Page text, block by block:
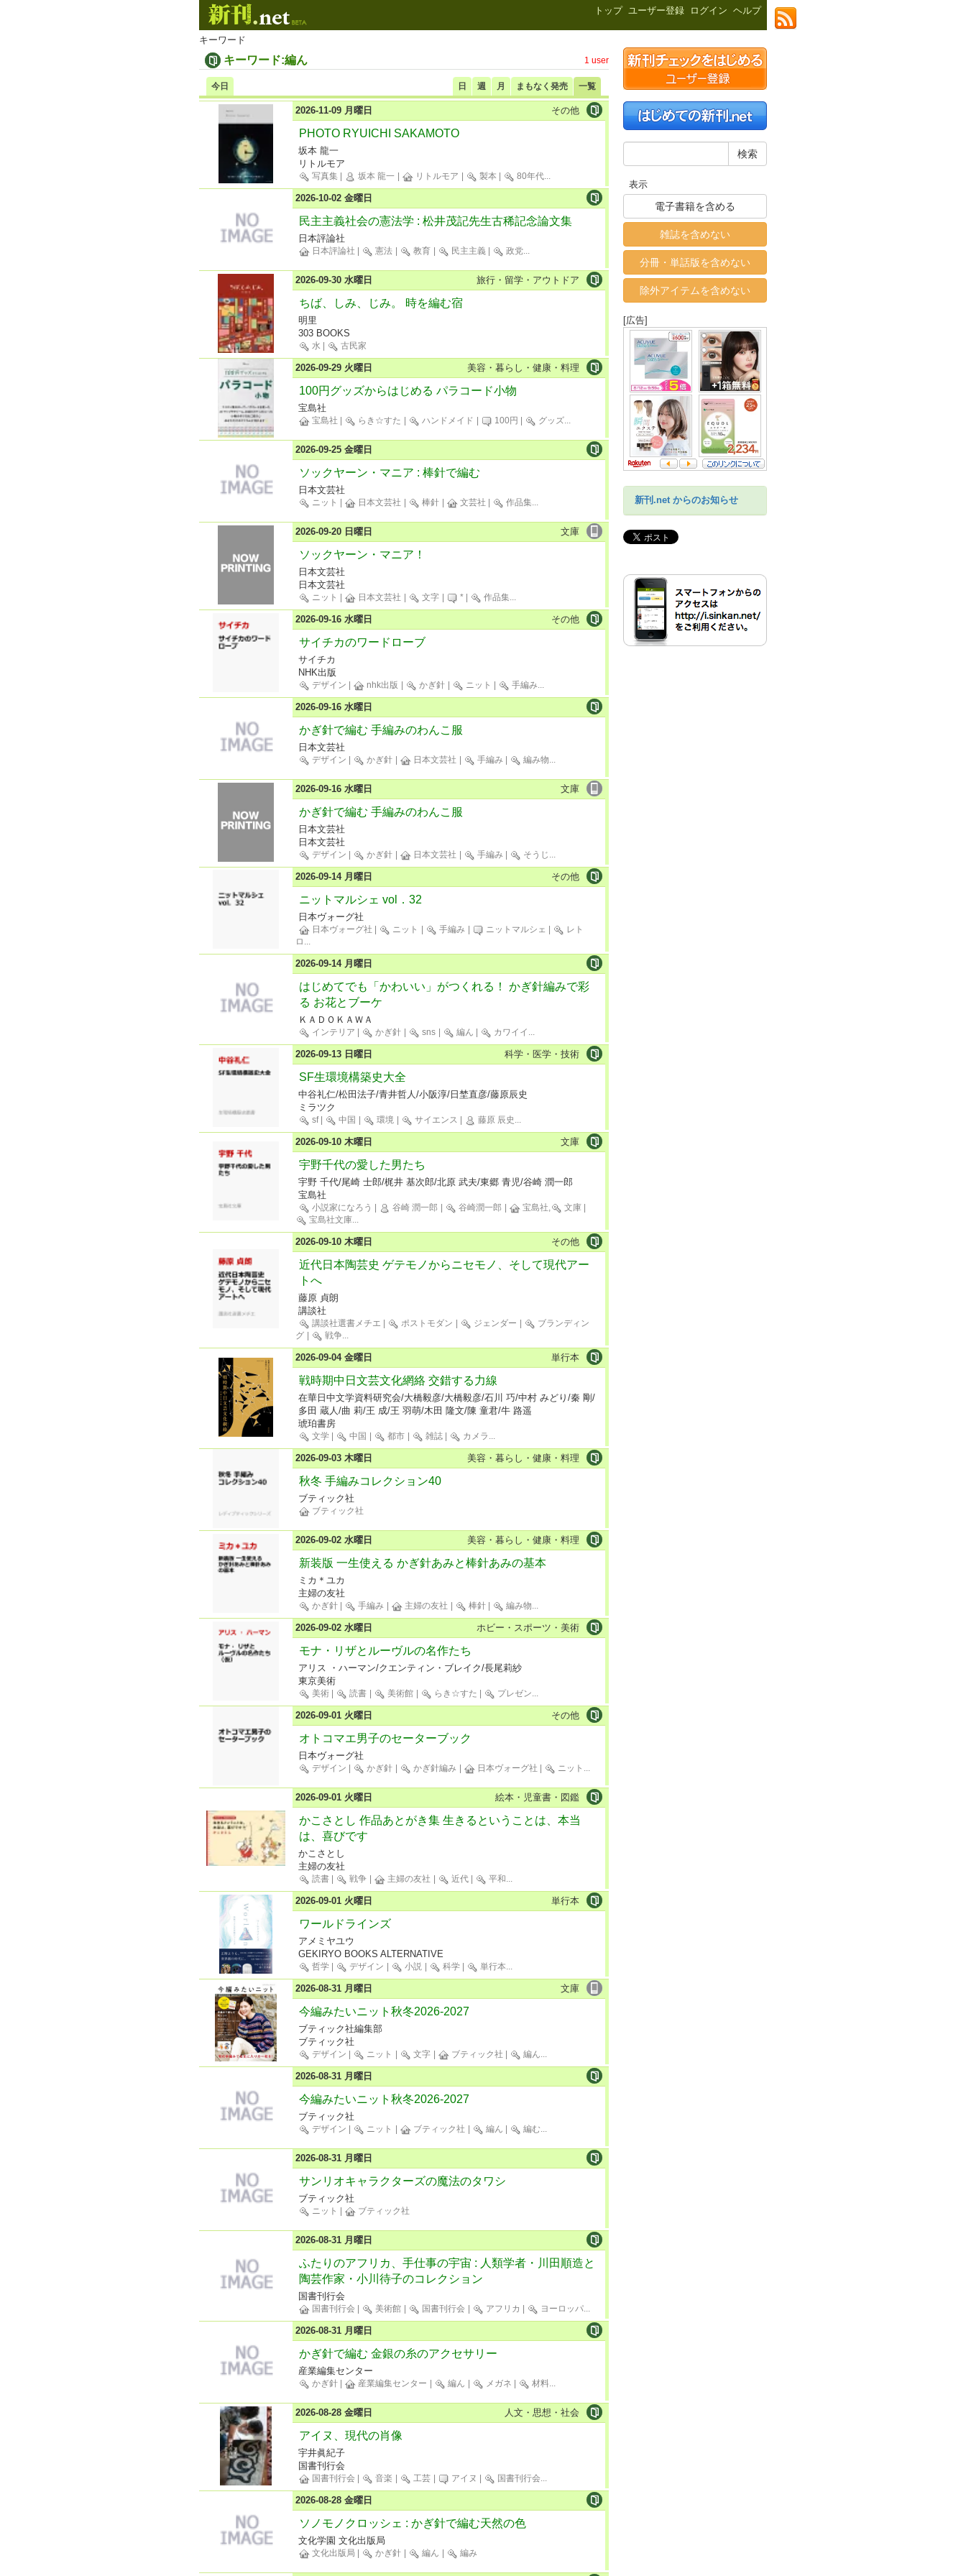
トップ ユーザー登録 ログイン ヘルプ
キーワード
キーワード:編ん 1 user
日 週 月 まもなく発売 一覧
今日
その他
2026-11-09 月曜日
PHOTO RYUICHI SAKAMOTO
坂本 龍一
リトルモア
写真集 坂本 龍一 リトルモア 製本 80年代...
2026-10-02 金曜日
民主主義社会の憲法学 : 松井茂記先生古稀記念論文集
日本評論社
日本評論社 憲法 教育 民主主義 政党...
旅行・留学・アウトドア
2026-09-30 水曜日
ちば、しみ、じみ。 時を編む宿
明里
303 BOOKS
水 古民家
美容・暮らし・健康・料理
2026-09-29 火曜日
100円グッズからはじめる パラコード小物
宝島社
宝島社 らき☆すた ハンドメイド 100円 グッズ...
2026-09-25 金曜日
ソックヤーン・マニア : 棒針で編む
日本文芸社
ニット 日本文芸社 棒針 文芸社 作品集...
文庫
2026-09-20 日曜日
ソックヤーン・マニア！
日本文芸社
日本文芸社
ニット 日本文芸社 文字 * 作品集...
その他
2026-09-16 水曜日
サイチカのワードローブ
サイチカ
NHK出版
デザイン nhk出版 かぎ針 ニット 手編み...
2026-09-16 水曜日
かぎ針で編む 手編みのわんこ服
日本文芸社
デザイン かぎ針 日本文芸社 手編み 編み物...
文庫
2026-09-16 水曜日
かぎ針で編む 手編みのわんこ服
日本文芸社
日本文芸社
デザイン かぎ針 日本文芸社 手編み そうじ ...
その他
2026-09-14 月曜日
ニットマルシェ vol．32
日本ヴォーグ社
日本ヴォーグ社 ニット 手編み ニットマルシェ
レト
ロ ...
2026-09-14 月曜日
はじめてでも「かわいい」がつくれる！ かぎ針編みで彩
る お花とブーケ
ＫＡＤＯＫＡＷＡ
インテリア かぎ針 sns 編ん カワイイ ...
科学・医学・技術
2026-09-13 日曜日
SF生環境構築史大全
中谷礼仁/松田法子/青井哲人/小阪淳/日埜直彦/藤原辰史
ミラツク
sf 中国 環境 サイエンス 藤原 辰史 ...
文庫
2026-09-10 木曜日
宇野千代の愛した男たち
宇野 千代/尾崎 士郎/梶井 基次郎/北原 武夫/東郷 青児/谷崎 潤一郎
宝島社
小説家になろう 谷崎 潤一郎 谷崎潤一郎 宝島社, 文庫
宝島社文庫...
その他
2026-09-10 木曜日
近代日本陶芸史 ゲテモノからニセモノ、そして現代アー
トへ
藤原 貞朗
講談社
講談社選書メチエ ポストモダン ジェンダー
ブランディン
グ
戦争...
単行本
2026-09-04 金曜日
戦時期中日文芸文化網絡 交錯する力線
在華日中文学資料研究会/大橋毅彦/大橋毅彦/石川 巧/中村 みどり/秦 剛/
多田 蔵人/曲 莉/王 成/王 羽萌/木田 隆文/陳 童君/牛 路遥
琥珀書房
文学 中国 都市 雑誌 カメラ ...
美容・暮らし・健康・料理
2026-09-03 木曜日
秋冬 手編みコレクション40
ブティック社
ブティック社
美容・暮らし・健康・料理
2026-09-02 水曜日
新装版 一生使える かぎ針あみと棒針あみの基本
ミカ＊ユカ
主婦の友社
かぎ針 手編み 主婦の友社 棒針 編み物...
ホビー・スポーツ・美術
2026-09-02 水曜日
モナ・リザとルーヴルの名作たち
アリス ・ハーマン/クエンティン・ブレイク/長尾莉紗
東京美術
美術 読書 美術館 らき☆すた プレゼン...
その他
2026-09-01 火曜日
オトコマエ男子のセーターブック
日本ヴォーグ社
デザイン かぎ針 かぎ針編み 日本ヴォーグ社 ニット ...
絵本・児童書・図鑑
2026-09-01 火曜日
かこさとし 作品あとがき集 生きるということは、本当
は、喜びです
かこさとし
主婦の友社
読書 戦争 主婦の友社 近代 平和...
単行本
2026-09-01 火曜日
ワールドラインズ
アメミヤユウ
GEKIRYO BOOKS ALTERNATIVE
哲学 デザイン 小説 科学 単行本...
文庫
2026-08-31 月曜日
今編みたいニット秋冬2026-2027
ブティック社編集部
ブティック社
デザイン ニット 文字 ブティック社 編ん...
2026-08-31 月曜日
今編みたいニット秋冬2026-2027
ブティック社
デザイン ニット ブティック社 編ん 編む...
2026-08-31 月曜日
サンリオキャラクターズの魔法のタワシ
ブティック社
ニット ブティック社
2026-08-31 月曜日
ふたりのアフリカ、手仕事の宇宙 : 人類学者・川田順造と
陶芸作家・小川待子のコレクション
国書刊行会
国書刊行会 美術館 国書刊行会 アフリカ ヨーロッパ...
2026-08-31 月曜日
かぎ針で編む 金銀の糸のアクセサリー
産業編集センター
かぎ針 産業編集センター 編ん メガネ 材料...
人文・思想・社会
2026-08-28 金曜日
アイヌ、現代の肖像
宇井眞紀子
国書刊行会
国書刊行会 音楽 工芸 アイヌ 国書刊行会...
2026-08-28 金曜日
ソノモノクロッシェ : かぎ針で編む天然の色
文化学園 文化出版局
文化出版局 かぎ針 編ん 編み
表示
電子書籍を含める
雑誌を含めない
分冊・単話版を含めない
除外アイテムを含めない
[広告]
新刊.net からのお知らせ